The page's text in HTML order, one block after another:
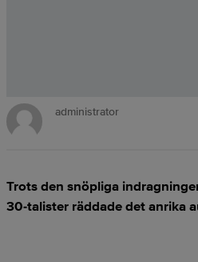
administrator
Trots den snöpliga
30-talister räddade det anrika